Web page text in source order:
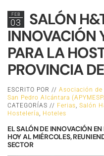
FEB
03
SALÓN
INNOVACIÓN
PARA LA
PROVINCIA
ESCRITO POR // Asociación de
San Pedro Alcántara
CATEGORÍAS // Ferias, Salón
Hostelería, Hoteles
EL SALÓN DE INNOVACIÓN
HOY AL MIÉRCOLES,
SECTOR